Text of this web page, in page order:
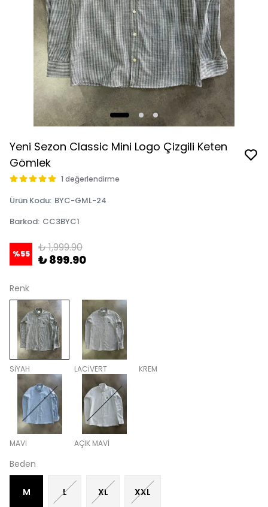
Yeni Sezon Classic Mini Logo Çizgili Keten
Gömlek
1 değerlendirme
Ürün Kodu: BYC-GML-24
Barkod: CC3BYC1
%55 ₺ 1,999.90
₺ 899.90
Renk
SİYAH LACİVERT KREM
MAVİ AÇIK MAVİ
Beden
M L XL XXL